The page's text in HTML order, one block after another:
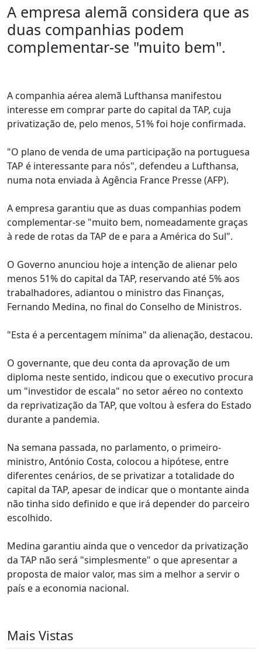
A empresa alemã considera que as
duas companhias podem
complementar-se "muito bem".
A companhia aérea alemã Lufthansa manifestou
interesse em comprar parte do capital da TAP, cuja
privatização de, pelo menos, 51% foi hoje confirmada.
"O plano de venda de uma participação na portuguesa
TAP é interessante para nós", defendeu a Lufthansa,
numa nota enviada à Agência France Presse (AFP).
A empresa garantiu que as duas companhias podem
complementar-se "muito bem, nomeadamente graças
à rede de rotas da TAP de e para a América do Sul".
O Governo anunciou hoje a intenção de alienar pelo
menos 51% do capital da TAP, reservando até 5% aos
trabalhadores, adiantou o ministro das Finanças,
Fernando Medina, no final do Conselho de Ministros.
"Esta é a percentagem mínima" da alienação, destacou.
O governante, que deu conta da aprovação de um
diploma neste sentido, indicou que o executivo procura
um "investidor de escala" no setor aéreo no contexto
da reprivatização da TAP, que voltou à esfera do Estado
durante a pandemia.
Na semana passada, no parlamento, o primeiro-
ministro, António Costa, colocou a hipótese, entre
diferentes cenários, de se privatizar a totalidade do
capital da TAP, apesar de indicar que o montante ainda
não tinha sido definido e que irá depender do parceiro
escolhido.
Medina garantiu ainda que o vencedor da privatização
da TAP não será "simplesmente" o que apresentar a
proposta de maior valor, mas sim a melhor a servir o
país e a economia nacional.
Mais Vistas